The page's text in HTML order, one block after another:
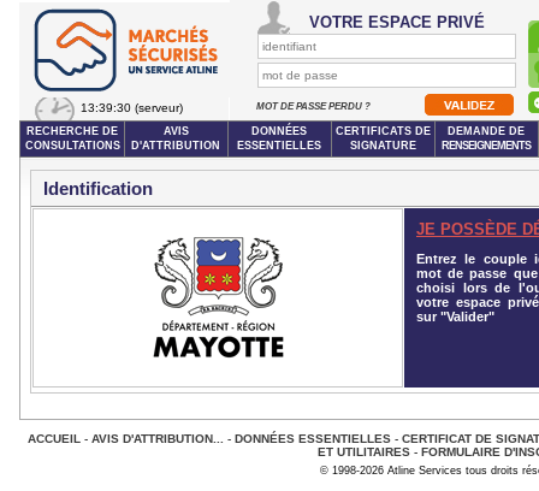
13:39:30 (serveur)
VOTRE ESPACE PRIVÉ
MOT DE PASSE PERDU ?
RECHERCHE DE
CONSULTATIONS
AVIS
D'ATTRIBUTION
DONNÉES
ESSENTIELLES
CERTIFICATS DE
SIGNATURE
DEMANDE DE
RENSEIGNEMENTS
Identification
JE POSSÈDE
Entrez le couple
mot de passe
choisi lors de
votre espace
sur "Valider"
ACCUEIL - AVIS D'ATTRIBUTION... - DONNÉES ESSENTIELLES- CERTIFICAT DE
ET UTILITAIRES - FORMULAIRE
© 1998-2026 Atline Services tous droits